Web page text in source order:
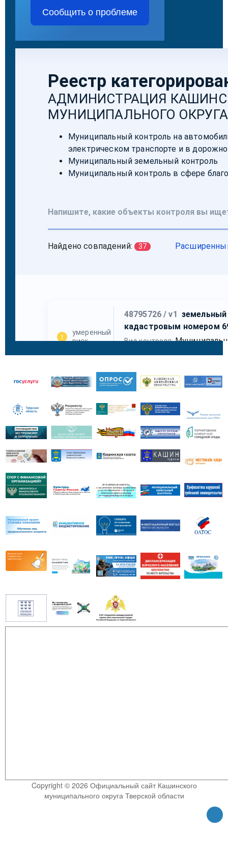
Сообщить о проблеме
Copyright © 2026 Официальный сайт Кашинского
муниципального округа Тверской области